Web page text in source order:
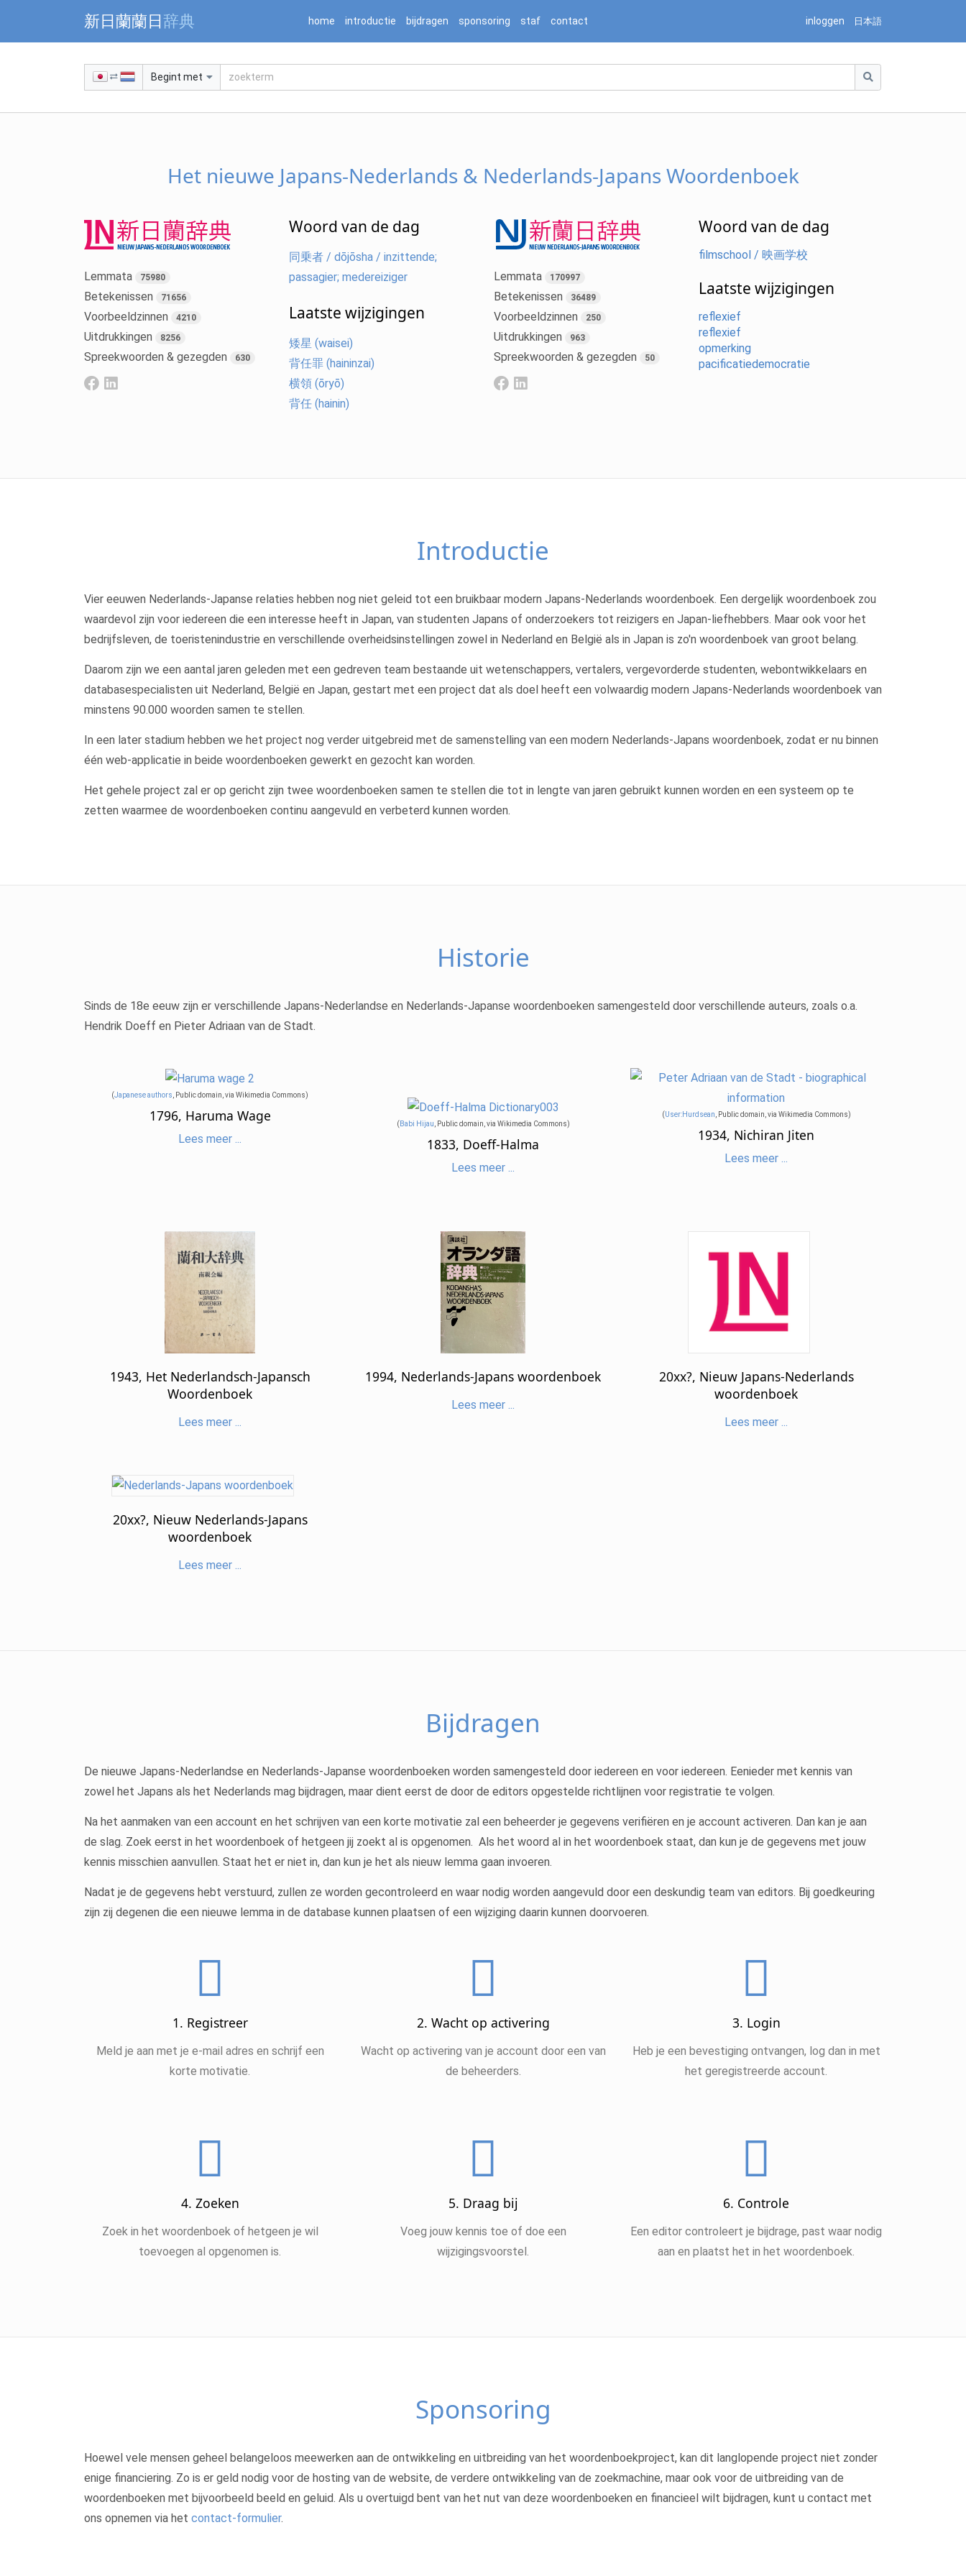
新日蘭蘭日辞典 home introductie bijdragen sponsoring staf contact inloggen 日本語
Begint met
Het nieuwe Japans-Nederlands & Nederlands-Japans Woordenboek
Lemmata 75980
Betekenissen 71656
Voorbeeldzinnen 4210
Uitdrukkingen 8256
Spreekwoorden & gezegden 630
Woord van de dag
同乗者 / dōjōsha / inzittende;
passagier; medereiziger
Laatste wijzigingen
矮星 (waisei)
背任罪 (haininzai)
横領 (ōryō)
背任 (hainin)
Lemmata 170997
Betekenissen 36489
Voorbeeldzinnen 250
Uitdrukkingen 963
Spreekwoorden & gezegden 50
Woord van de dag
filmschool / 映画学校
Laatste wijzigingen
reflexief
reflexief
opmerking
pacificatiedemocratie
Introductie
Vier eeuwen Nederlands-Japanse relaties hebben nog niet geleid tot een bruikbaar modern Japans-Nederlands woordenboek. Een dergelijk woordenboek zou
waardevol zijn voor iedereen die een interesse heeft in Japan, van studenten Japans of onderzoekers tot reizigers en Japan-liefhebbers. Maar ook voor het
bedrijfsleven, de toeristenindustrie en verschillende overheidsinstellingen zowel in Nederland en België als in Japan is zo'n woordenboek van groot belang.
Daarom zijn we een aantal jaren geleden met een gedreven team bestaande uit wetenschappers, vertalers, vergevorderde studenten, webontwikkelaars en
databasespecialisten uit Nederland, België en Japan, gestart met een project dat als doel heeft een volwaardig modern Japans-Nederlands woordenboek van
minstens 90.000 woorden samen te stellen.
In een later stadium hebben we het project nog verder uitgebreid met de samenstelling van een modern Nederlands-Japans woordenboek, zodat er nu binnen
één web-applicatie in beide woordenboeken gewerkt en gezocht kan worden.
Het gehele project zal er op gericht zijn twee woordenboeken samen te stellen die tot in lengte van jaren gebruikt kunnen worden en een systeem op te
zetten waarmee de woordenboeken continu aangevuld en verbeterd kunnen worden.
Historie
Sinds de 18e eeuw zijn er verschillende Japans-Nederlandse en Nederlands-Japanse woordenboeken samengesteld door verschillende auteurs, zoals o.a.
Hendrik Doeff en Pieter Adriaan van de Stadt.
(Japanese authors , Public domain, via Wikimedia Commons)
1796, Haruma Wage
Lees meer ...
( Babi Hijau , Public domain, via Wikimedia Commons)
1833, Doeff-Halma
Lees meer ...
(User:Hurdsean , Public domain, via Wikimedia Commons)
1934, Nichiran Jiten
Lees meer ...
1943, Het Nederlandsch-Japansch
Woordenboek
Lees meer ...
1994, Nederlands-Japans woordenboek
Lees meer ...
20xx?, Nieuw Japans-Nederlands
woordenboek
Lees meer ...
20xx?, Nieuw Nederlands-Japans
woordenboek
Lees meer ...
Bijdragen
De nieuwe Japans-Nederlandse en Nederlands-Japanse woordenboeken worden samengesteld door iedereen en voor iedereen. Eenieder met kennis van
zowel het Japans als het Nederlands mag bijdragen, maar dient eerst de door de editors opgestelde richtlijnen voor registratie te volgen.
Na het aanmaken van een account en het schrijven van een korte motivatie zal een beheerder je gegevens verifiëren en je account activeren. Dan kan je aan
de slag. Zoek eerst in het woordenboek of hetgeen jij zoekt al is opgenomen. Als het woord al in het woordenboek staat, dan kun je de gegevens met jouw
kennis misschien aanvullen. Staat het er niet in, dan kun je het als nieuw lemma gaan invoeren.
Nadat je de gegevens hebt verstuurd, zullen ze worden gecontroleerd en waar nodig worden aangevuld door een deskundig team van editors. Bij goedkeuring
zijn zij degenen die een nieuwe lemma in de database kunnen plaatsen of een wijziging daarin kunnen doorvoeren.
1. Registreer
Meld je aan met je e-mail adres en schrijf een
korte motivatie.
2. Wacht op activering
Wacht op activering van je account door een van
de beheerders.
3. Login
Heb je een bevestiging ontvangen, log dan in met
het geregistreerde account.
4. Zoeken
Zoek in het woordenboek of hetgeen je wil
toevoegen al opgenomen is.
5. Draag bij
Voeg jouw kennis toe of doe een
wijzigingsvoorstel.
6. Controle
Een editor controleert je bijdrage, past waar nodig
aan en plaatst het in het woordenboek.
Sponsoring
Hoewel vele mensen geheel belangeloos meewerken aan de ontwikkeling en uitbreiding van het woordenboekproject, kan dit langlopende project niet zonder
enige financiering. Zo is er geld nodig voor de hosting van de website, de verdere ontwikkeling van de zoekmachine, maar ook voor de uitbreiding van de
woordenboeken met bijvoorbeeld beeld en geluid. Als u overtuigd bent van het nut van deze woordenboeken en financieel wilt bijdragen, kunt u contact met
ons opnemen via het contact-formulier.